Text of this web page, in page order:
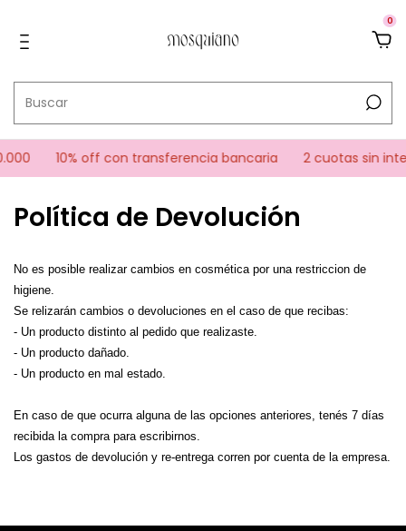
0
10% off con transferencia bancaria 2 cuotas sin
Política de Devolución
No es posible realizar cambios en cosmética por una restriccion de
higiene.
Se relizarán cambios o devoluciones en el caso de que recibas:
- Un producto distinto al pedido que realizaste.
- Un producto dañado.
- Un producto en mal estado.
En caso de que ocurra alguna de las opciones anteriores, tenés 7 días
recibida la compra para escribirnos.
Los gastos de devolución y re-entrega corren por cuenta de la empresa.